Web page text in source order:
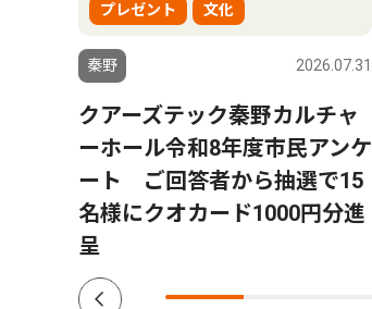
プレゼント 文化
秦野 2026.07.31
クアーズテック秦野カルチャ
ーホール令和8年度市民アンケ
ート ご回答者から抽選で15
名様にクオカード1000円分進
呈